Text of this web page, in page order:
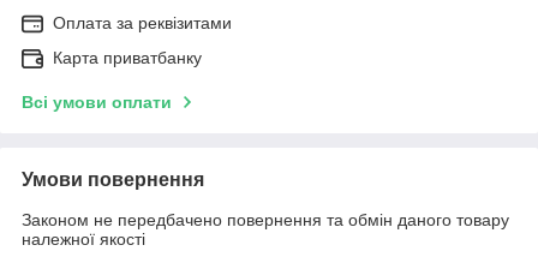
Оплата за реквізитами
Карта приватбанку
Всі умови оплати
Умови повернення
Законом не передбачено повернення та обмін даного товару
належної якості